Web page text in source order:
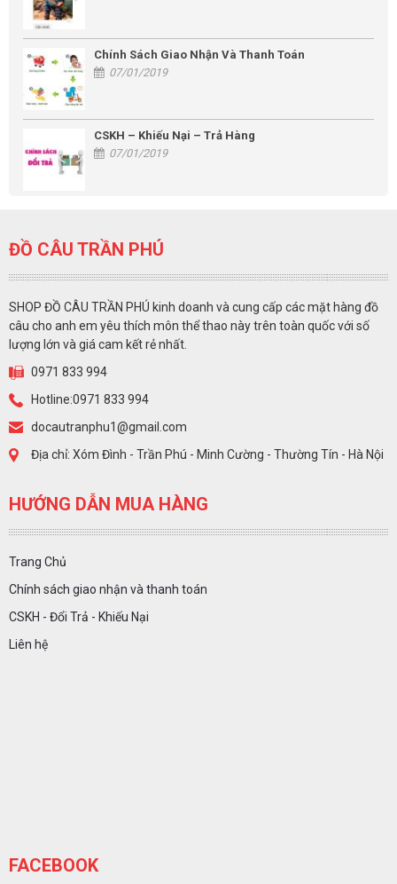
Chính Sách Giao Nhận Và Thanh Toán
07/01/2019
CSKH – Khiếu Nại – Trả Hàng
07/01/2019
ĐỒ CÂU TRẦN PHÚ
SHOP ĐỒ CÂU TRẦN PHÚ kinh doanh và cung cấp các mặt hàng đồ
câu cho anh em yêu thích môn thể thao này trên toàn quốc với số
lượng lớn và giá cam kết rẻ nhất.
0971 833 994
Hotline:0971 833 994
docautranphu1@gmail.com
Địa chỉ: Xóm Đình - Trần Phú - Minh Cường - Thường Tín - Hà Nội
HƯỚNG DẪN MUA HÀNG
Trang Chủ
Chính sách giao nhận và thanh toán
CSKH - Đổi Trả - Khiếu Nại
Liên hệ
FACEBOOK